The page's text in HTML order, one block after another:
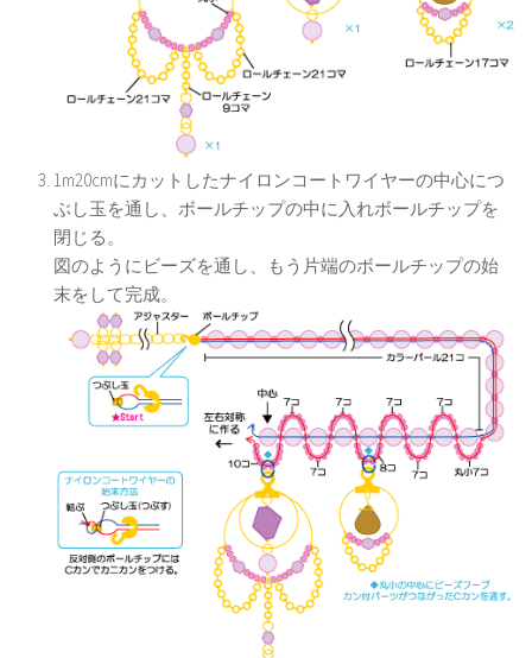
1m20cmにカットしたナイロンコートワイヤーの中心につ
ぶし玉を通し、ボールチップの中に入れボールチップを
閉じる。
図のようにビーズを通し、もう片端のボールチップの始
末をして完成。